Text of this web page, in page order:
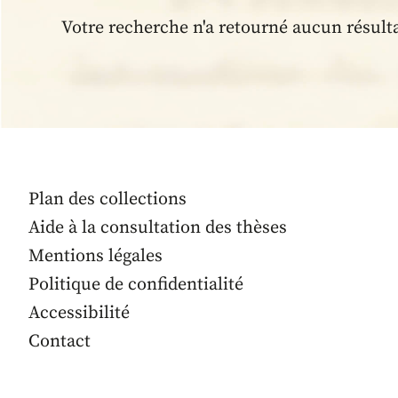
Votre recherche n'a retourné aucun
Plan des collections
Aide à la consultation des thèses
Mentions légales
Politique de confidentialité
Accessibilité
Contact